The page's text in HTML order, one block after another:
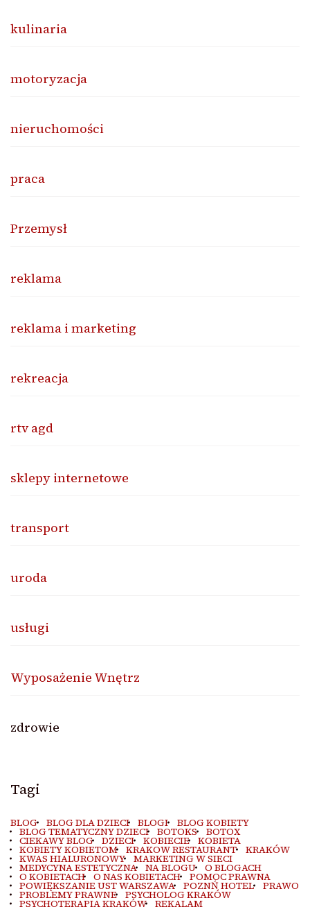
kulinaria
motoryzacja
nieruchomości
praca
Przemysł
reklama
reklama i marketing
rekreacja
rtv agd
sklepy internetowe
transport
uroda
usługi
Wyposażenie Wnętrz
zdrowie
Tagi
BLOG BLOG DLA DZIECI BLOGI BLOG KOBIETY
BLOG TEMATYCZNY DZIECI BOTOKS BOTOX
CIEKAWY BLOG DZIECI KOBIECIE KOBIETA
KOBIETY KOBIETOM KRAKOW RESTAURANT KRAKÓW
KWAS HIALURONOWY MARKETING W SIECI
MEDYCYNA ESTETYCZNA NA BLOGU O BLOGACH
O KOBIETACH O NAS KOBIETACH POMOC PRAWNA
POWIĘKSZANIE UST WARSZAWA POZNŃ HOTEL PRAWO
PROBLEMY PRAWNE PSYCHOLOG KRAKÓW
PSYCHOTERAPIA KRAKÓW REKALAM